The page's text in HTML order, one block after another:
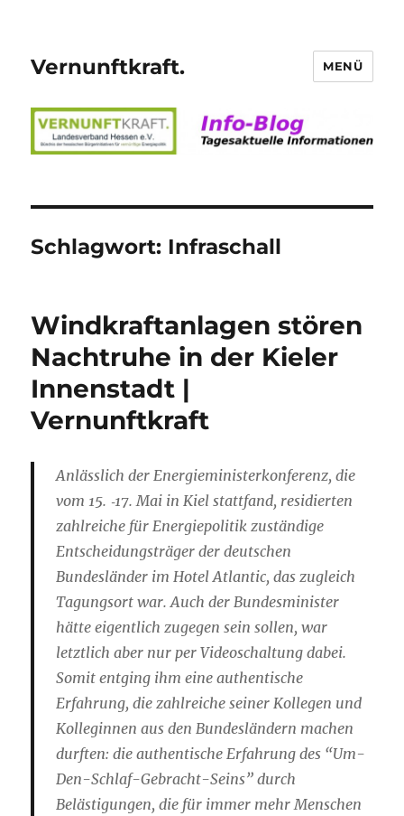
Vernunftkraft. MENÜ
Schlagwort: Infraschall
Windkraftanlagen stören
Nachtruhe in der Kieler
Innenstadt |
Vernunftkraft
Anlässlich der Energieministerkonferenz, die
vom 15. ‑17. Mai in Kiel stattfand, residierten
zahlreiche für Energiepolitik zuständige
Entscheidungsträger der deutschen
Bundesländer im Hotel Atlantic, das zugleich
Tagungsort war. Auch der Bundesminister
hätte eigentlich zugegen sein sollen, war
letztlich aber nur per Videoschaltung dabei.
Somit entging ihm eine authentische
Erfahrung, die zahlreiche seiner Kollegen und
Kolleginnen aus den Bundesländern machen
durften: die authentische Erfahrung des “Um-
Den-Schlaf-Gebracht-Seins” durch
Belästigungen, die für immer mehr Menschen